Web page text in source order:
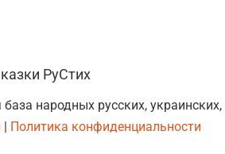
РуСтих
народных русских,
| Политика конфиденциальности